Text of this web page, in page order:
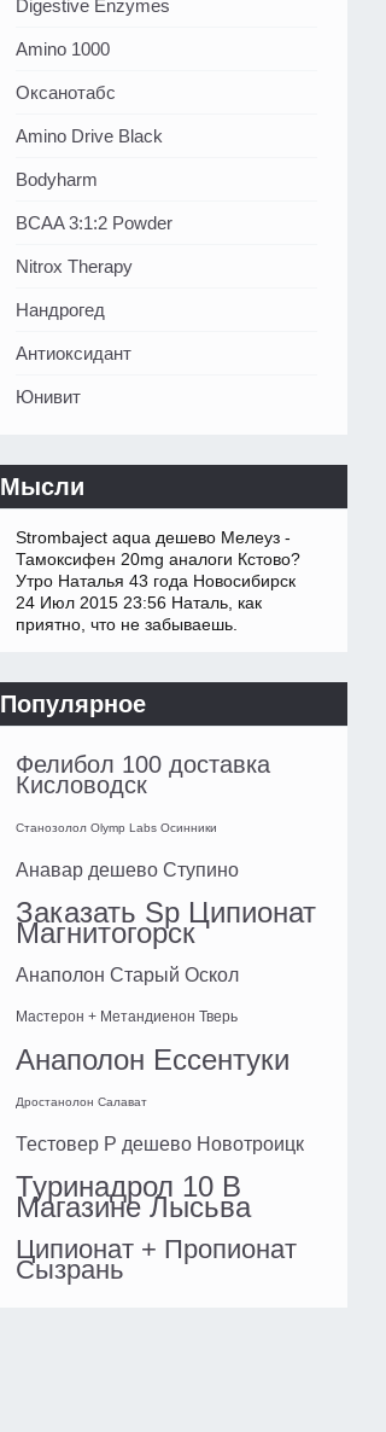
Digestive Enzymes
Amino 1000
Оксанотабс
Amino Drive Black
Bodyharm
BCAA 3:1:2 Powder
Nitrox Therapy
Нандрогед
Антиоксидант
Юнивит
Мысли
Strombaject aqua дешево Мелеуз -
Тамоксифен 20mg аналоги Кстово?
Утро Наталья 43 года Новосибирск
24 Июл 2015 23:56 Наталь, как
приятно, что не забываешь.
Популярное
Фелибол 100 доставка
Кисловодск
Станозолол Olymp Labs Осинники
Анавар дешево Ступино
Заказать Sp Ципионат
Магнитогорск
Анаполон Старый Оскол
Мастерон + Метандиенон Тверь
Анаполон Ессентуки
Дростанолон Салават
Тестовер P дешево Новотроицк
Туринадрол 10 В
Магазине Лысьва
Ципионат + Пропионат
Сызрань